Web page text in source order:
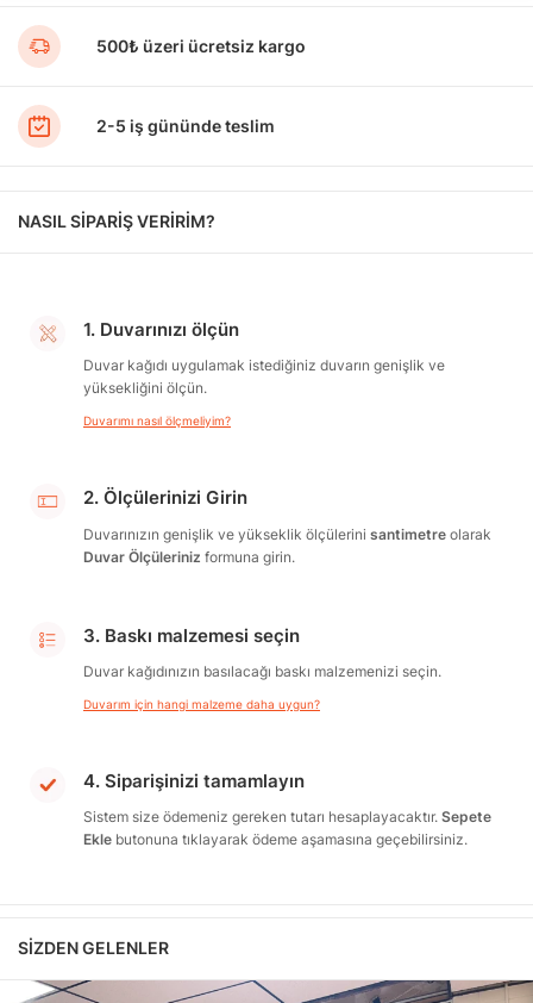
500₺ üzeri ücretsiz kargo
2-5 iş gününde teslim
NASIL SİPARİŞ VERİRİM?
1. Duvarınızı ölçün
Duvar kağıdı uygulamak istediğiniz duvarın genişlik ve
yüksekliğini ölçün.
Duvarımı nasıl ölçmeliyim?
2. Ölçülerinizi Girin
Duvarınızın genişlik ve yükseklik ölçülerini santimetre olarak
Duvar Ölçüleriniz formuna girin.
3. Baskı malzemesi seçin
Duvar kağıdınızın basılacağı baskı malzemenizi seçin.
Duvarım için hangi malzeme daha uygun?
4. Siparişinizi tamamlayın
Sistem size ödemeniz gereken tutarı hesaplayacaktır. Sepete
Ekle butonuna tıklayarak ödeme aşamasına geçebilirsiniz.
SIZDEN GELENLER